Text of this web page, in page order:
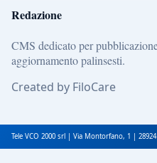
Redazione
CMS dedicato per
aggiornamento palinsesti.
Created by FiloCare
Tele VCO 2000 srl | Via Montorfano, 1 |